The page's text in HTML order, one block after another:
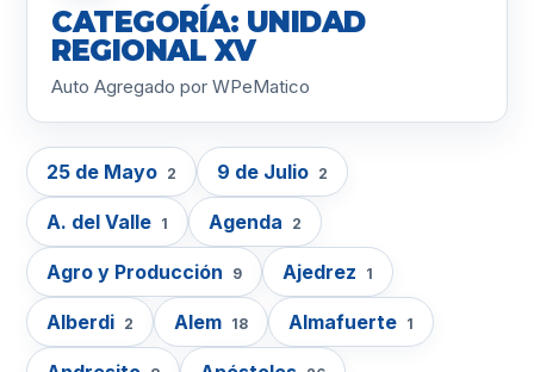
CATEGORÍA: UNIDAD
REGIONAL XV
Auto Agregado por WPeMatico
25 de Mayo 2 9 de Julio 2
A. del Valle 1 Agenda 2
Agro y Producción 9 Ajedrez 1
Alberdi 2 Alem 18 Almafuerte 1